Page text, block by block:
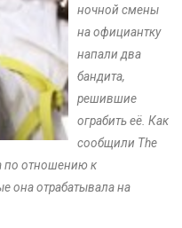
ночной смены
на официантку
напали два
бандита,
решившие
ограбить её. Как
сообщили The
по отношению к
она отрабатывала на